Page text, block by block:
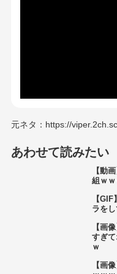
元ネタ：https://
あわせて読みたい
【動
組ｗ
【
ラを
【画
すぎ
ｗ
【画